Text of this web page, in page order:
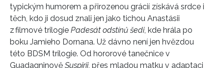
typickým humorem a přirozenou grácií získává srdce i
těch, kdo ji dosud znali jen jako tichou Anastásii
z filmové trilogie Padesát odstínů šedi, kde hrála po
boku Jamieho Dornana. Už dávno není jen hvězdou
této BDSM trilogie. Od hororové tanečnice v
Guadagninově Suspirii, přes mladou matku v adaptaci